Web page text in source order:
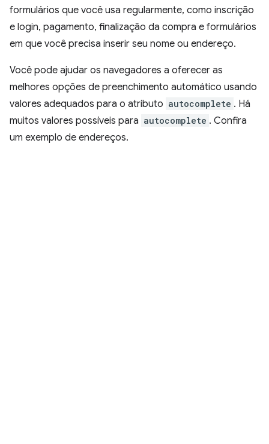
formulários que você usa regularmente, como inscrição
e login, pagamento, finalização da compra e formulários
em que você precisa inserir seu nome ou endereço.
Você pode ajudar os navegadores a oferecer as
melhores opções de preenchimento automático usando
valores adequados para o atributo autocomplete . Há
muitos valores possíveis para autocomplete . Confira
um exemplo de endereços.